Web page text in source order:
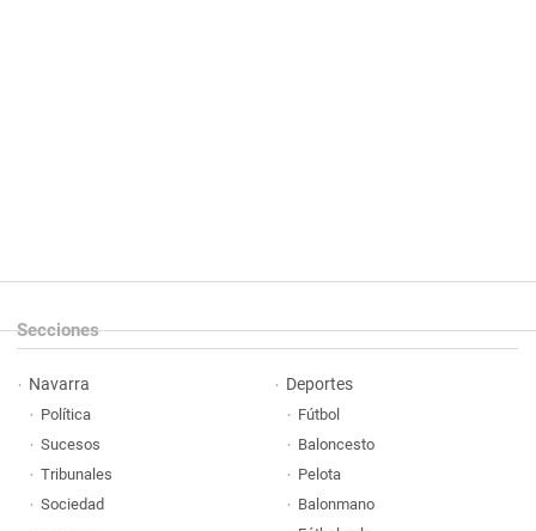
Secciones
Navarra
Política
Sucesos
Tribunales
Sociedad
Deportes
Fútbol
Baloncesto
Pelota
Balonmano